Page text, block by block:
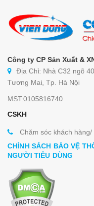
Công ty CP Sản Xuất &
Địa Chỉ: Nhà C32 ngõ
Tương Mai, Tp. Hà Nội
MST:0105816740
CSKH
Chăm sóc khách
CHÍNH SÁCH BẢO VỆ
NGƯỜI TIÊU DÙNG